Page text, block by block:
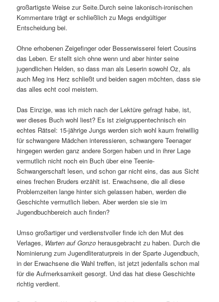
großartigste Weise zur Seite.Durch seine lakonisch-ironischen
Kommentare trägt er schließlich zu Megs endgültiger
Entscheidung bei.
Ohne erhobenen Zeigefinger oder Besserwisserei feiert Cousins
das Leben. Er stellt sich ohne wenn und aber hinter seine
jugendlichen Helden, so dass man als Leserin sowohl Oz, als
auch Meg ins Herz schließt und beiden sagen möchten, dass sie
das alles echt cool meistern.
Das Einzige, was ich mich nach der Lektüre gefragt habe, ist,
wer dieses Buch wohl liest? Es ist zielgruppentechnisch ein
echtes Rätsel: 15-jährige Jungs werden sich wohl kaum freiwillig
für schwangere Mädchen interessieren, schwangere Teenager
hingegen werden ganz andere Sorgen haben und in ihrer Lage
vermutlich nicht noch ein Buch über eine Teenie-
Schwangerschaft lesen, und schon gar nicht eins, das aus Sicht
eines frechen Bruders erzählt ist. Erwachsene, die all diese
Problemzeiten lange hinter sich gelassen haben, werden die
Geschichte vermutlich lieben. Aber werden sie sie im
Jugendbuchbereich auch finden?
Umso großartiger und verdienstvoller finde ich den Mut des
Verlages, Warten auf Gonzo herausgebracht zu haben. Durch die
Nominierung zum Jugendliteraturpreis in der Sparte Jugendbuch,
in der Erwachsene die Wahl treffen, ist jetzt jedenfalls schon mal
für die Aufmerksamkeit gesorgt. Und das hat diese Geschichte
richtig verdient.